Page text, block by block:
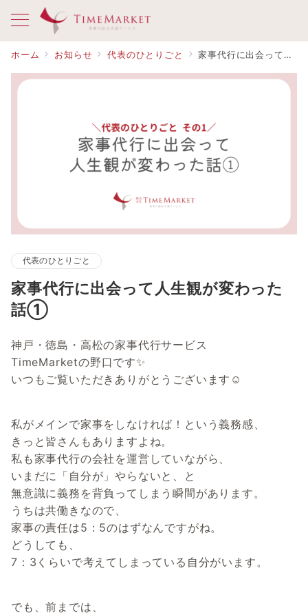
ホーム お知らせ 代表のひとりごと 家事代行に出会って人生観が変わった話①
代表のひとりごと
家事代行に出会って人生観が変わった
話①
神戸・徳島・高松の家事代行サービス
TimeMarketの野口です✨
いつもご覧いただきありがとうございます☺
私がメインで家事をしなければ！という義務感、
きっと皆さんもありますよね。
私も家事代行の会社を運営していながら、
いまだに「自分が」やらないと、と
無意識に義務を背負ってしまう瞬間があります。
うちは共働きなので、
家事の責任は5：5のはずなんですがね。
どうしても、
7：3くらいで考えてしまっている自分がいます。
でも、前までは、